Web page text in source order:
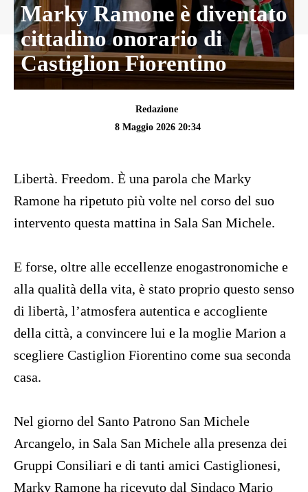
Marky Ramone è diventato
cittadino onorario di
Castiglion Fiorentino
Redazione
8 Maggio 2026 20:34
Libertà. Freedom. È una parola che Marky
Ramone ha ripetuto più volte nel corso del suo
intervento questa mattina in Sala San Michele.
E forse, oltre alle eccellenze enogastronomiche e
alla qualità della vita, è stato proprio questo senso
di libertà, l’atmosfera autentica e accogliente
della città, a convincere lui e la moglie Marion a
scegliere Castiglion Fiorentino come sua seconda
casa.
Nel giorno del Santo Patrono San Michele
Arcangelo, in Sala San Michele alla presenza dei
Gruppi Consiliari e di tanti amici Castiglionesi,
Marky Ramone ha ricevuto dal Sindaco Mario